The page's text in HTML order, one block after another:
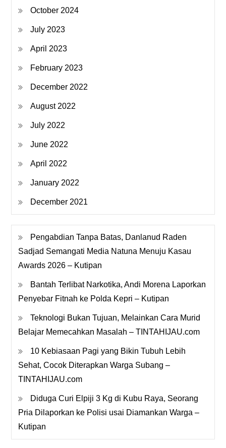
October 2024
July 2023
April 2023
February 2023
December 2022
August 2022
July 2022
June 2022
April 2022
January 2022
December 2021
Pengabdian Tanpa Batas, Danlanud Raden
Sadjad Semangati Media Natuna Menuju Kasau
Awards 2026 – Kutipan
Bantah Terlibat Narkotika, Andi Morena Laporkan
Penyebar Fitnah ke Polda Kepri – Kutipan
Teknologi Bukan Tujuan, Melainkan Cara Murid
Belajar Memecahkan Masalah – TINTAHIJAU.com
10 Kebiasaan Pagi yang Bikin Tubuh Lebih
Sehat, Cocok Diterapkan Warga Subang –
TINTAHIJAU.com
Diduga Curi Elpiji 3 Kg di Kubu Raya, Seorang
Pria Dilaporkan ke Polisi usai Diamankan Warga –
Kutipan